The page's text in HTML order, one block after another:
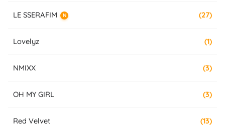
LE SSERAFIM N (27)
Lovelyz (1)
NMIXX (3)
OH MY GIRL (3)
Red Velvet (13)